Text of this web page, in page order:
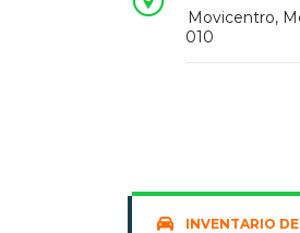
Movicentro,
010
INVENTARIO